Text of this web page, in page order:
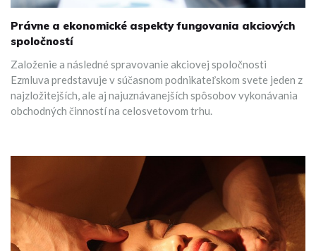
Právne a ekonomické aspekty fungovania akciových
spoločností
Založenie a následné spravovanie akciovej spoločnosti
Ezmluva predstavuje v súčasnom podnikateľskom svete jeden z
najzložitejších, ale aj najuznávanejších spôsobov vykonávania
obchodných činností na celosvetovom trhu.